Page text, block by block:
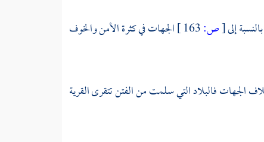
إلى[ص:
الجهات في كثرة الأمن والخوف
الجهات فالبلاد التي سلمت من الفتن تتقرى القرية